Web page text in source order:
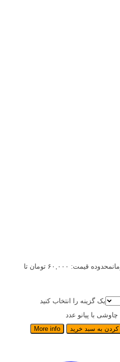
محدوده قیمت: ۶۰,۰۰۰ تومان تا
یک گزینه را انتخاب کنید
با پیانو عدد
کردن به سبد خرید More info